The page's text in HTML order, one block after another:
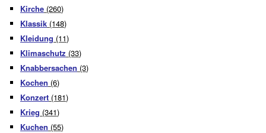
Kirche (260)
Klassik (148)
Kleidung (11)
Klimaschutz (33)
Knabbersachen (3)
Kochen (6)
Konzert (181)
Krieg (341)
Kuchen (55)